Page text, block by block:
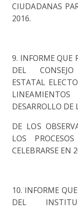
CIUDADANAS
2016.
9. INFORME QUE
DEL
ESTATAL
DESARROLLO DE
DE LOS
LOS
CELEBRARSE EN
10. INFORME
DEL